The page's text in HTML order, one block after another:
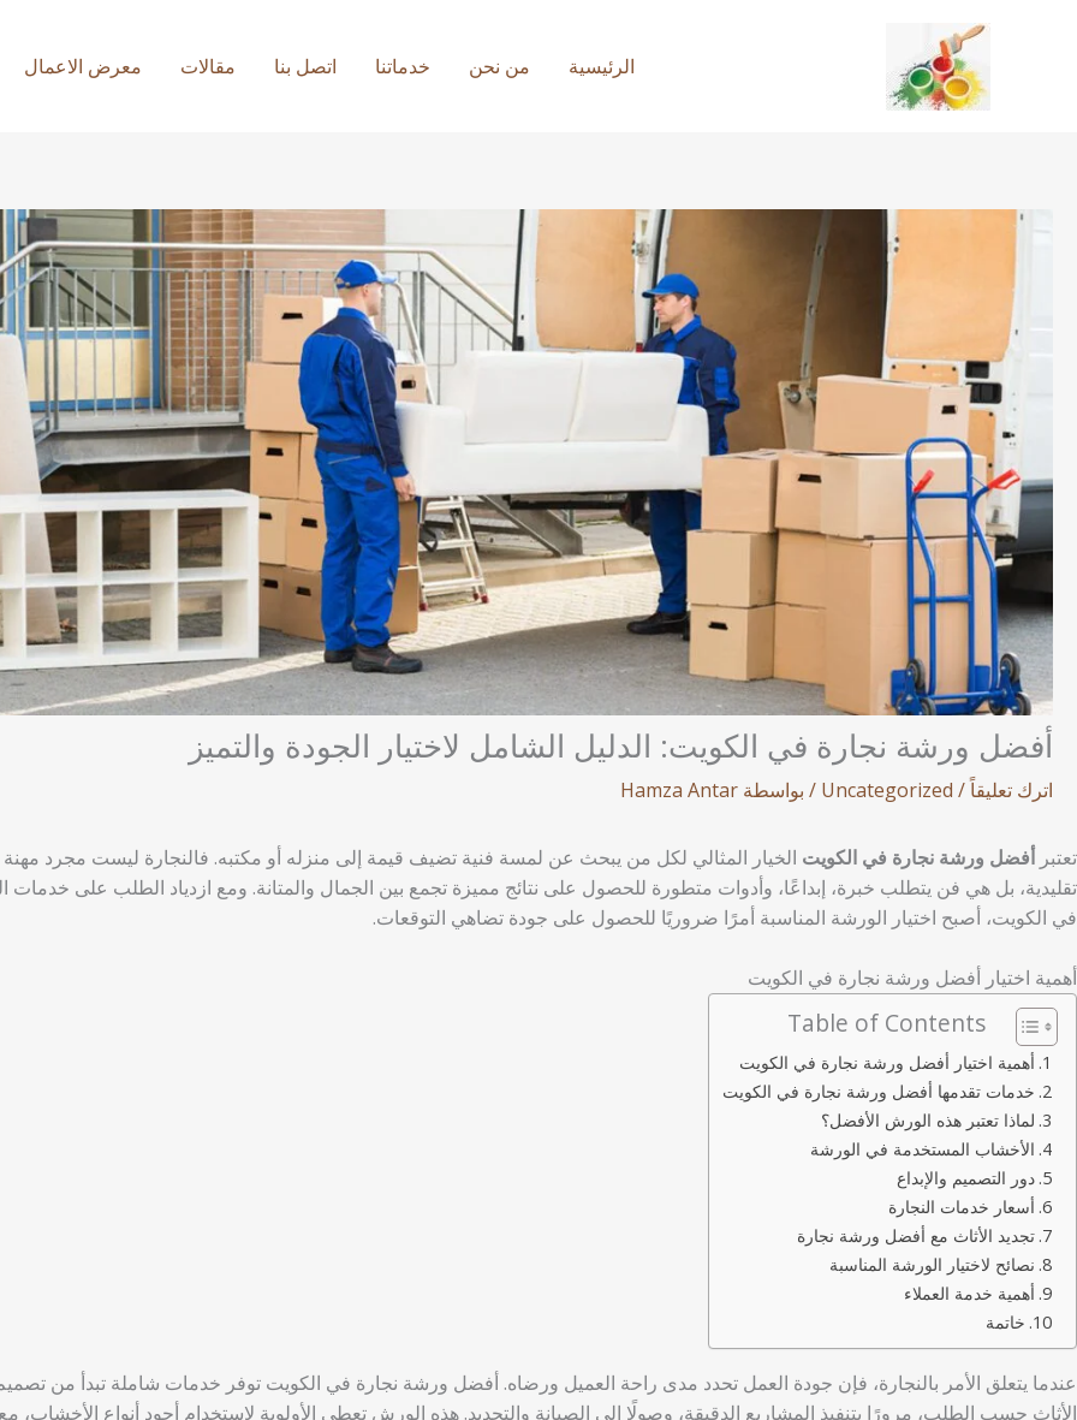
الرئيسية من نحن خدماتنا اتصل بنا مقالات معرض الاعمال
أفضل ورشة نجارة في الكويت: الدليل الشامل لاختيار الجودة والتميز
اترك تعليقاً/
Uncategorized / بواسطة Hamza Antar
تعتبر أفضل ورشة نجارة في الكويت الخيار المثالي لكل من يبحث عن لمسة فنية تضيف قيمة إلى منزله أو مكتبه. فالنجارة ليست مجرد مهنة
تقليدية، بل هي فن يتطلب خبرة، إبداعًا، وأدوات متطورة للحصول على نتائج مميزة تجمع بين الجمال والمتانة. ومع ازدياد الطلب على خدمات
في الكويت، أصبح اختيار الورشة المناسبة أمرًا ضروريًا للحصول على جودة تضاهي التوقعات.
أهمية اختيار أفضل ورشة نجارة في الكويت
Table of Contents
أهمية اختيار أفضل ورشة نجارة في الكويت
خدمات تقدمها أفضل ورشة نجارة في الكويت
لماذا تعتبر هذه الورش الأفضل؟
الأخشاب المستخدمة في الورشة
دور التصميم والإبداع
أسعار خدمات النجارة
تجديد الأثاث مع أفضل ورشة نجارة
نصائح لاختيار الورشة المناسبة
أهمية خدمة العملاء
خاتمة
عندما يتعلق الأمر بالنجارة، فإن جودة العمل تحدد مدى راحة العميل ورضاه. أفضل ورشة نجارة في الكويت توفر خدمات شاملة تبدأ من
الأثاث حسب الطلب، مرورًا بتنفيذ المشاريع الدقيقة، وصولًا إلى الصيانة والتجديد. هذه الورش تعطي الأولوية لاستخدام أجود أنواع الأخشاب، مع